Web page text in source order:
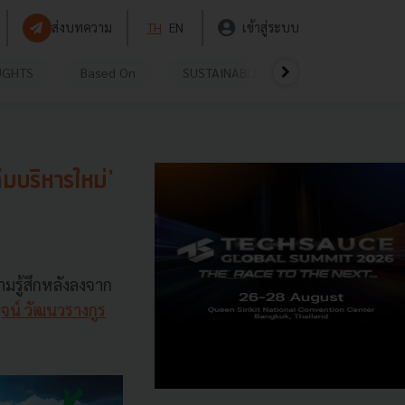
ส่งบทความ TH EN เข้าสู่ระบบ
Based On SUSTAINABLE
บริหารใหม่'
รู้สึกหลังลงจาก
น์ วัฒนวรางกูร